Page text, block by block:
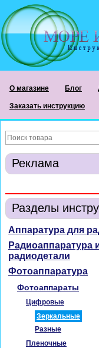
О магазине Блог
Заказать инструкцию
Реклама
Разделы
Аппаратура для
Радиоаппаратура
радиодетали
Фотоаппаратура
Фотоаппараты
Цифровые
Зеркальные
Разные
Пленочные